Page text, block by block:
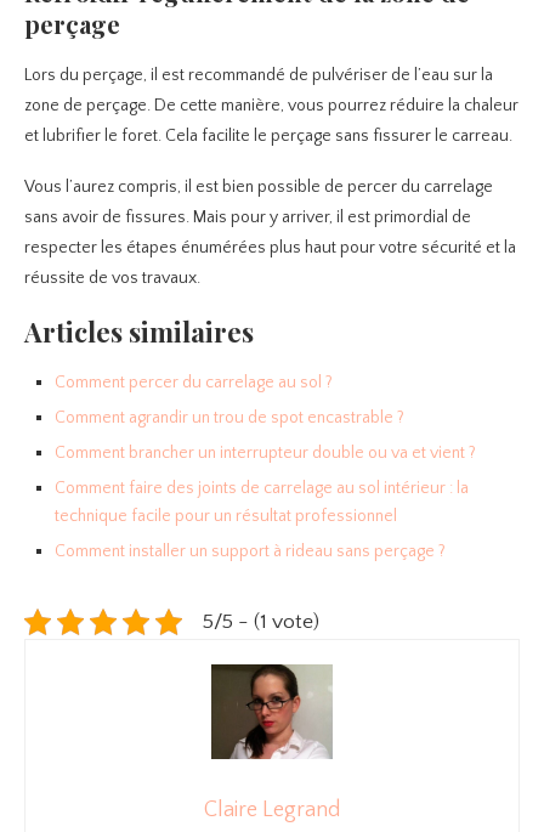
perçage
Lors du perçage, il est recommandé de pulvériser de l’eau sur la
zone de perçage. De cette manière, vous pourrez réduire la chaleur
et lubrifier le foret. Cela facilite le perçage sans fissurer le carreau.
Vous l’aurez compris, il est bien possible de percer du carrelage
sans avoir de fissures. Mais pour y arriver, il est primordial de
respecter les étapes énumérées plus haut pour votre sécurité et la
réussite de vos travaux.
Articles similaires
Comment percer du carrelage au sol ?
Comment agrandir un trou de spot encastrable ?
Comment brancher un interrupteur double ou va et vient ?
Comment faire des joints de carrelage au sol intérieur : la
technique facile pour un résultat professionnel
Comment installer un support à rideau sans perçage ?
5/5 - (1 vote)
Claire Legrand